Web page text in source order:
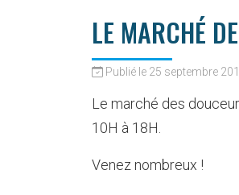
LE MARCHÉ
Publié le 25 septembre
Le marché des
10H à 18H.
Venez nombreux !